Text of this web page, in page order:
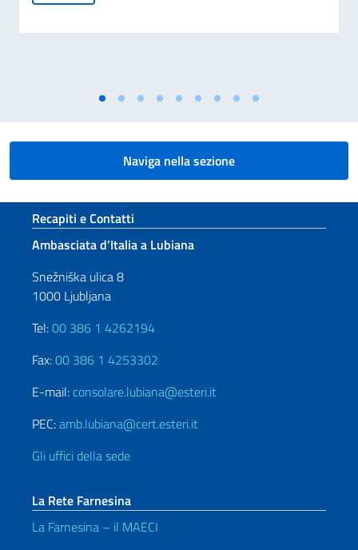
Naviga nella sezione
Sezione footer
Recapiti e Contatti
Ambasciata d’Italia a Lubiana
Snežniška ulica 8
1000 Ljubljana
Tel:00 386 1 4262194
Fax:00 386 1 4253302
E-mail: consolare.lubiana@esteri.it
PEC:amb.lubiana@cert.esteri.it
Gli uffici della sede
La Rete Farnesina
La Farnesina – il MAECI